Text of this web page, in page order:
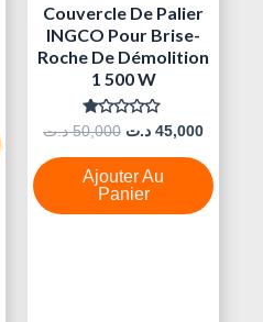
Couvercle De Palier
INGCO Pour Brise-
Roche De Démolition
1 500 W
Note
Sur
5
50,000 د.ت 45,000 د.ت
Ajouter Au
Panier